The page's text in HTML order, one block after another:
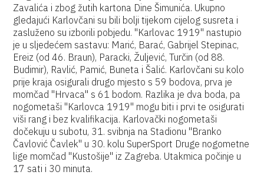
Zavalića i zbog žutih kartona Dine Šimunića. Ukupno
gledajući Karlovčani su bili bolji tijekom cijelog susreta i
zasluženo su izborili pobjedu. "Karlovac 1919" nastupio
je u sljedećem sastavu: Marić, Barać, Gabrijel Stepinac,
Ereiz (od 46. Braun), Paracki, Žuljević, Turčin (od 88.
Budimir), Ravlić, Pamić, Buneta i Šalić. Karlovčani su kolo
prije kraja osigurali drugo mjesto s 59 bodova, prva je
momčad "Hrvaca" s 61 bodom. Razlika je dva boda, pa
nogometaši "Karlovca 1919" mogu biti i prvi te osigurati
viši rang i bez kvalifikacija. Karlovački nogometaši
dočekuju u subotu, 31. svibnja na Stadionu "Branko
Čavlović Čavlek" u 30. kolu SuperSport Druge nogometne
lige momčad "Kustošije" iz Zagreba. Utakmica počinje u
17 sati i 30 minuta.